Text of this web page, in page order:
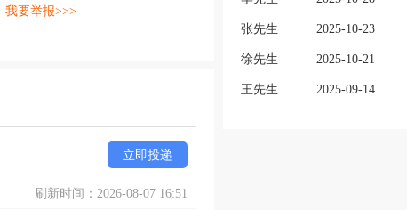
我要举报>>>
立即投递
刷新时间：2026-08-07 16:51
张先生 2025-10-23
徐先生 2025-10-21
王先生 2025-09-14